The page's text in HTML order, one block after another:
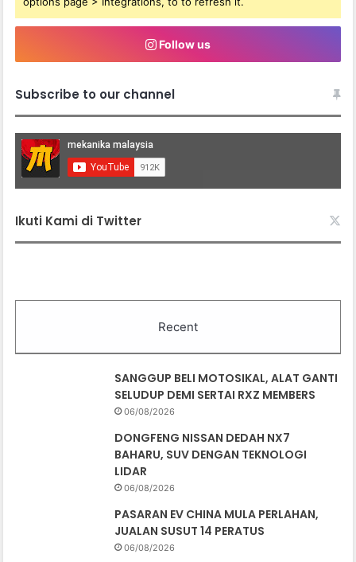
Follow us
Subscribe to our channel
Ikuti Kami di Twitter
Recent
SANGGUP BELI MOTOSIKAL, ALAT GANTI
SELUDUP DEMI SERTAI RXZ MEMBERS
06/08/2026
DONGFENG NISSAN DEDAH NX7
BAHARU, SUV DENGAN TEKNOLOGI
LIDAR
06/08/2026
PASARAN EV CHINA MULA PERLAHAN,
JUALAN SUSUT 14 PERATUS
06/08/2026